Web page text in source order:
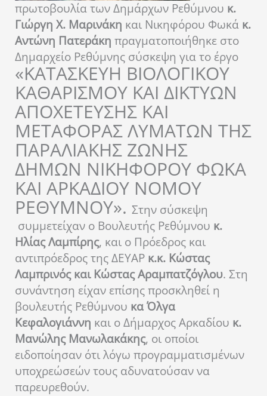
πρωτοβουλία των Δημάρχων Ρεθύμνου κ.
Γιώργη Χ. Μαρινάκη και Νικηφόρου Φωκά κ.
Αντώνη Πατεράκη πραγματοποιήθηκε στο
Δημαρχείο Ρεθύμνης σύσκεψη για το έργο
«ΚΑΤΑΣΚΕΥΗ ΒΙΟΛΟΓΙΚΟΥ
ΚΑΘΑΡΙΣΜΟΥ ΚΑΙ ΔΙΚΤΥΩΝ
ΑΠΟΧΕΤΕΥΣΗΣ ΚΑΙ
ΜΕΤΑΦΟΡΑΣ ΛΥΜΑΤΩΝ ΤΗΣ
ΠΑΡΑΛΙΑΚΗΣ ΖΩΝΗΣ
ΔΗΜΩΝ ΝΙΚΗΦΟΡΟΥ ΦΩΚΑ
ΚΑΙ ΑΡΚΑΔΙΟΥ ΝΟΜΟΥ
ΡΕΘΥΜΝΟΥ». Στην σύσκεψη
συμμετείχαν ο Βουλευτής Ρεθύμνου κ.
Ηλίας Λαμπίρης, και ο Πρόεδρος και
αντιπρόεδρος της ΔΕΥΑΡ κ.κ. Κώστας
Λαμπρινός και Κώστας Αραμπατζόγλου. Στη
συνάντηση είχαν επίσης προσκληθεί η
βουλευτής Ρεθύμνου κα Όλγα
Κεφαλογιάννη και ο Δήμαρχος Αρκαδίου κ.
Μανώλης Μανωλακάκης, οι οποίοι
ειδοποίησαν ότι λόγω προγραμματισμένων
υποχρεώσεών τους αδυνατούσαν να
παρευρεθούν.